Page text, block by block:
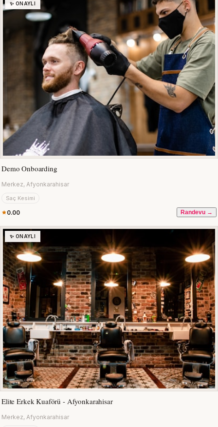
✨ ONAYLI
Demo Onboarding
Merkez, Afyonkarahisar
Saç Kesimi
0.00 Randevu →
✨ ONAYLI
Elite Erkek Kuaförü - Afyonkarahisar
Merkez, Afyonkarahisar